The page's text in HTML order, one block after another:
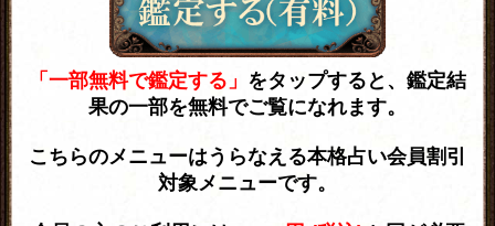
「一部無料で鑑定する」 をタップすると、鑑定結
果の一部を無料でご覧になれます。
こちらのメニューはうらなえる本格占い会員割引
対象メニューです。